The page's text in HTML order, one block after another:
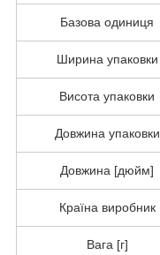
Базова одиниця
Ширина упаковки
Висота упаковки
Довжина упаковки
Довжина [дюйм]
Країна виробник
Вага [г]